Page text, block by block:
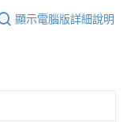
顯示電腦版詳細說明